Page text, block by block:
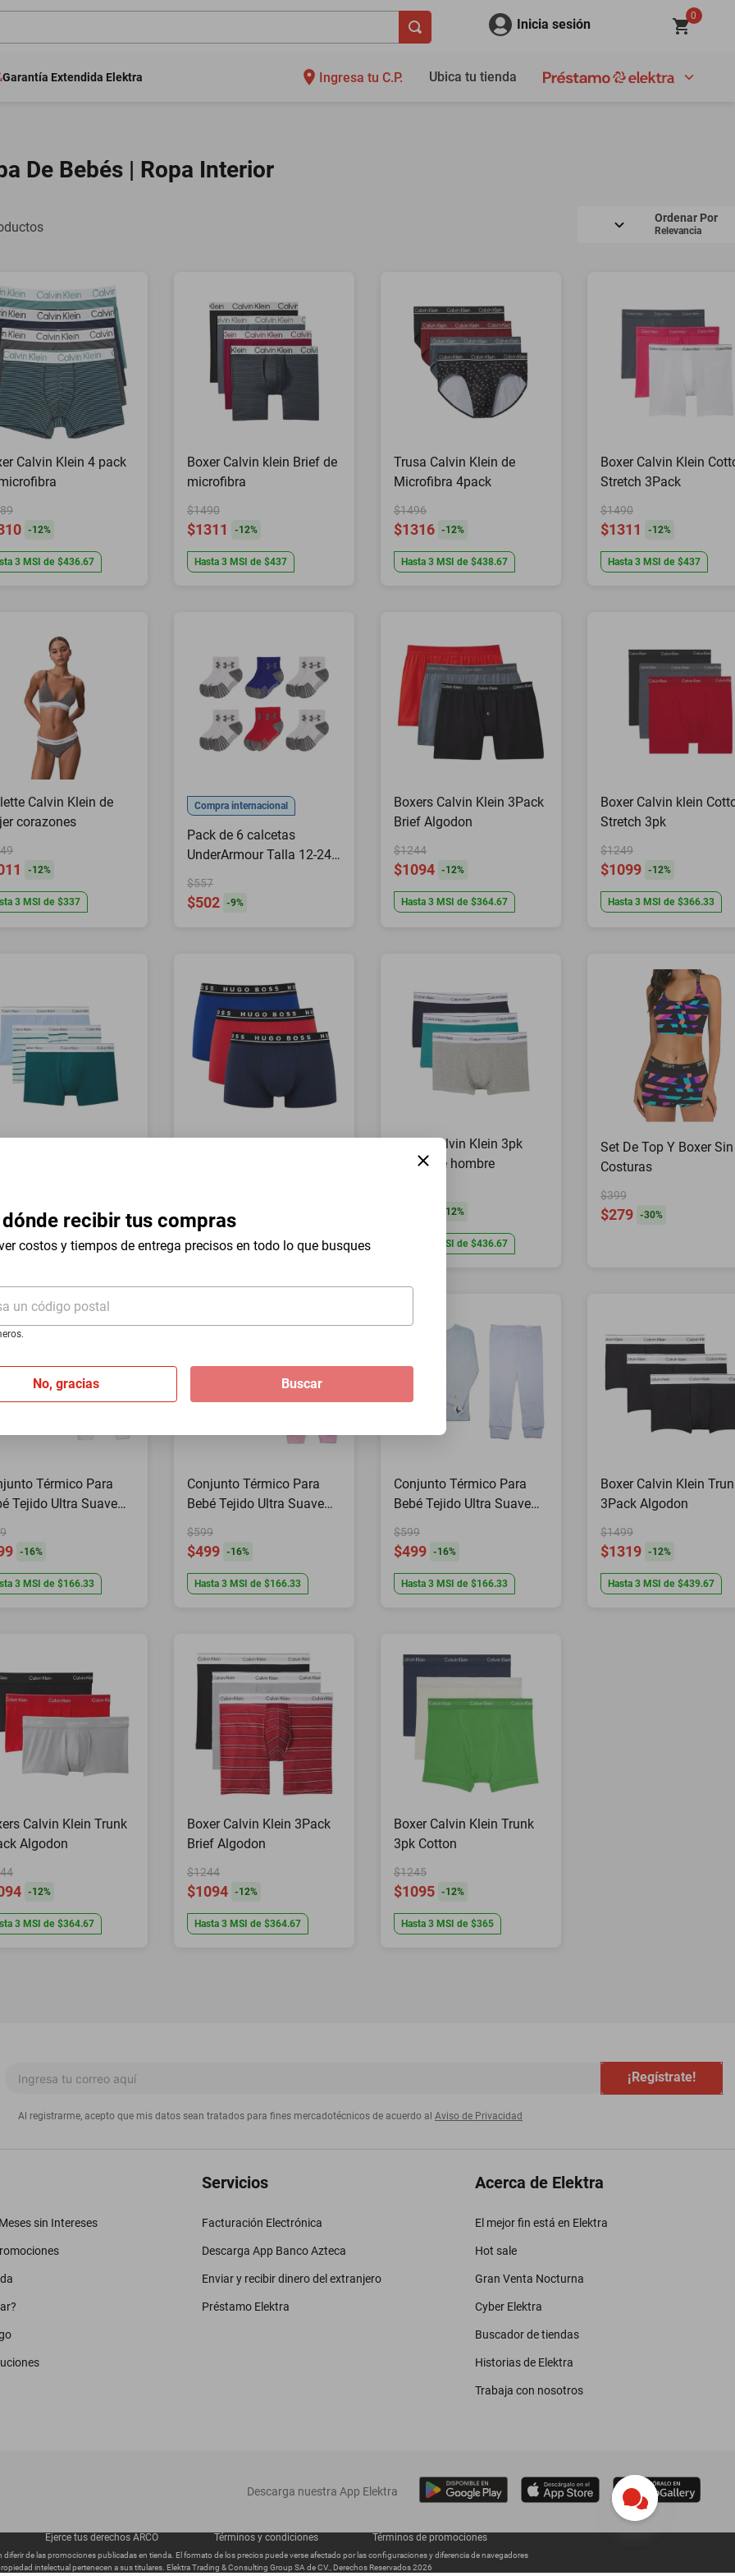
Inicia sesión
0
Garantía Extendida Elektra Ingresa tu C.P.
dónde recibir tus compras
costos y tiempos de entrega precisos en todo lo que busques
un código postal
No, gracias Buscar
Ubica tu tienda
De Bebés | Ropa Interior
Ordenar Por
Relevancia
Calvin Klein 4 pack
-12%
3 MSI de $436.67
Boxer Calvin klein Brief de
microfibra
$1490
$1311 -12%
Hasta 3 MSI de $437
Trusa Calvin Klein de
Microfibra 4pack
$1496
$1316 -12%
Hasta 3 MSI de $438.67
Boxer Calvin Klein
Stretch 3Pack
$1490
$1311 -12%
Hasta 3 MSI de $437
Calvin Klein de
corazones
-12%
3 MSI de $337
Compra internacional
Pack de 6 calcetas
UnderArmour Talla 12-24
meses
$557
$502 -9%
Boxers Calvin Klein 3Pack
Brief Algodon
$1244
$1094 -12%
Hasta 3 MSI de $364.67
Boxer Calvin klein
Stretch 3pk
$1249
$1099 -12%
Hasta 3 MSI de $366.33
12%
3MSIde $365 Hasta3MSI de $439
Boxer Calvin Klein 3pk
cortos de hombre
12%
MSI de $436.67
Set De Top Y Boxer Sin
Costuras
$399
$279 -30%
Térmico Para
Tejido Ultra Suave
Nyxmart
-16%
3 MSI de $166.33
Conjunto Térmico Para
Bebé Tejido Ultra Suave
Rosa Nyxmart
$599
$499 -16%
Hasta 3 MSI de $166.33
Conjunto Térmico Para
Bebé Tejido Ultra Suave
Cielo Nyxmart
$599
$499 -16%
Hasta 3 MSI de $166.33
Boxer Calvin Klein
3Pack Algodon
$1499
$1319 -12%
Hasta 3 MSI de $439.67
Calvin Klein Trunk
Algodon
-12%
3 MSI de $364.67
Boxer Calvin Klein 3Pack
Brief Algodon
$1244
$1094 -12%
Hasta 3 MSI de $364.67
Boxer Calvin Klein Trunk
3pk Cotton
$1245
$1095 -12%
Hasta 3 MSI de $365
¡Regístrate!
Al registrarme, acepto que mis datos sean tratados para fines mercadotécnicos de acuerdo al Aviso de Privacidad
sin Intereses
Servicios
Facturación Electrónica
Descarga App Banco Azteca
Enviar y recibir dinero del extranjero
Préstamo Elektra
Acerca de Elektra
El mejor fin está en Elektra
Hot sale
Gran Venta Nocturna
Cyber Elektra
Buscador de tiendas
Historias de Elektra
Trabaja con nosotros
‎ Descarga nuestra App Elektra
Ejerce tus derechos ARCO Términos y condiciones Términos de promociones
de las promociones publicadas en tienda. El formato de los precios puede verse afectado por las configuraciones y diferencia de navegadores
intelectual pertenecen a sus titulares. Elektra Trading & Consulting Group SA de CV., Derechos Reservados 2026